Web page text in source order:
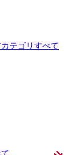
テゴリすべて